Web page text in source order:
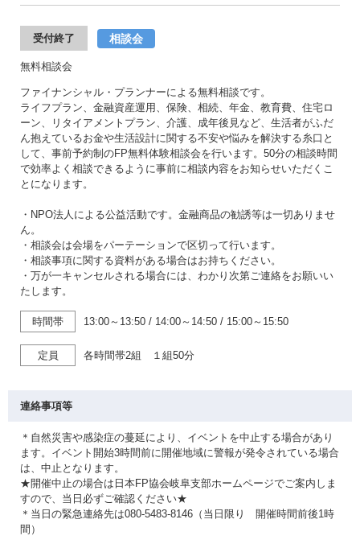
受付終了 相談会
無料相談会
ファイナンシャル・プランナーによる無料相談です。
ライフプラン、金融資産運用、保険、相続、年金、教育費、住宅ロ
ーン、リタイアメントプラン、介護、成年後見など、生活者がふだ
ん抱えているお金や生活設計に関する不安や悩みを解決する糸口と
して、事前予約制のFP無料体験相談会を行います。50分の相談時間
で効率よく相談できるように事前に相談内容をお知らせいただくこ
とになります。
・NPO法人による公益活動です。金融商品の勧誘等は一切ありませ
ん。
・相談会は会場をパーテーションで区切って行います。
・相談事項に関する資料がある場合はお持ちください。
・万が一キャンセルされる場合には、わかり次第ご連絡をお願いい
たします。
時間帯 13:00～13:50 / 14:00～14:50 / 15:00～15:50
定員 各時間帯2組 １組50分
連絡事項等
＊自然災害や感染症の蔓延により、イベントを中止する場合があり
ます。イベント開始3時間前に開催地域に警報が発令されている場合
は、中止となります。
★開催中止の場合は日本FP協会岐阜支部ホームページでご案内しま
すので、当日必ずご確認ください★
＊当日の緊急連絡先は080-5483-8146（当日限り 開催時間前後1時
間）